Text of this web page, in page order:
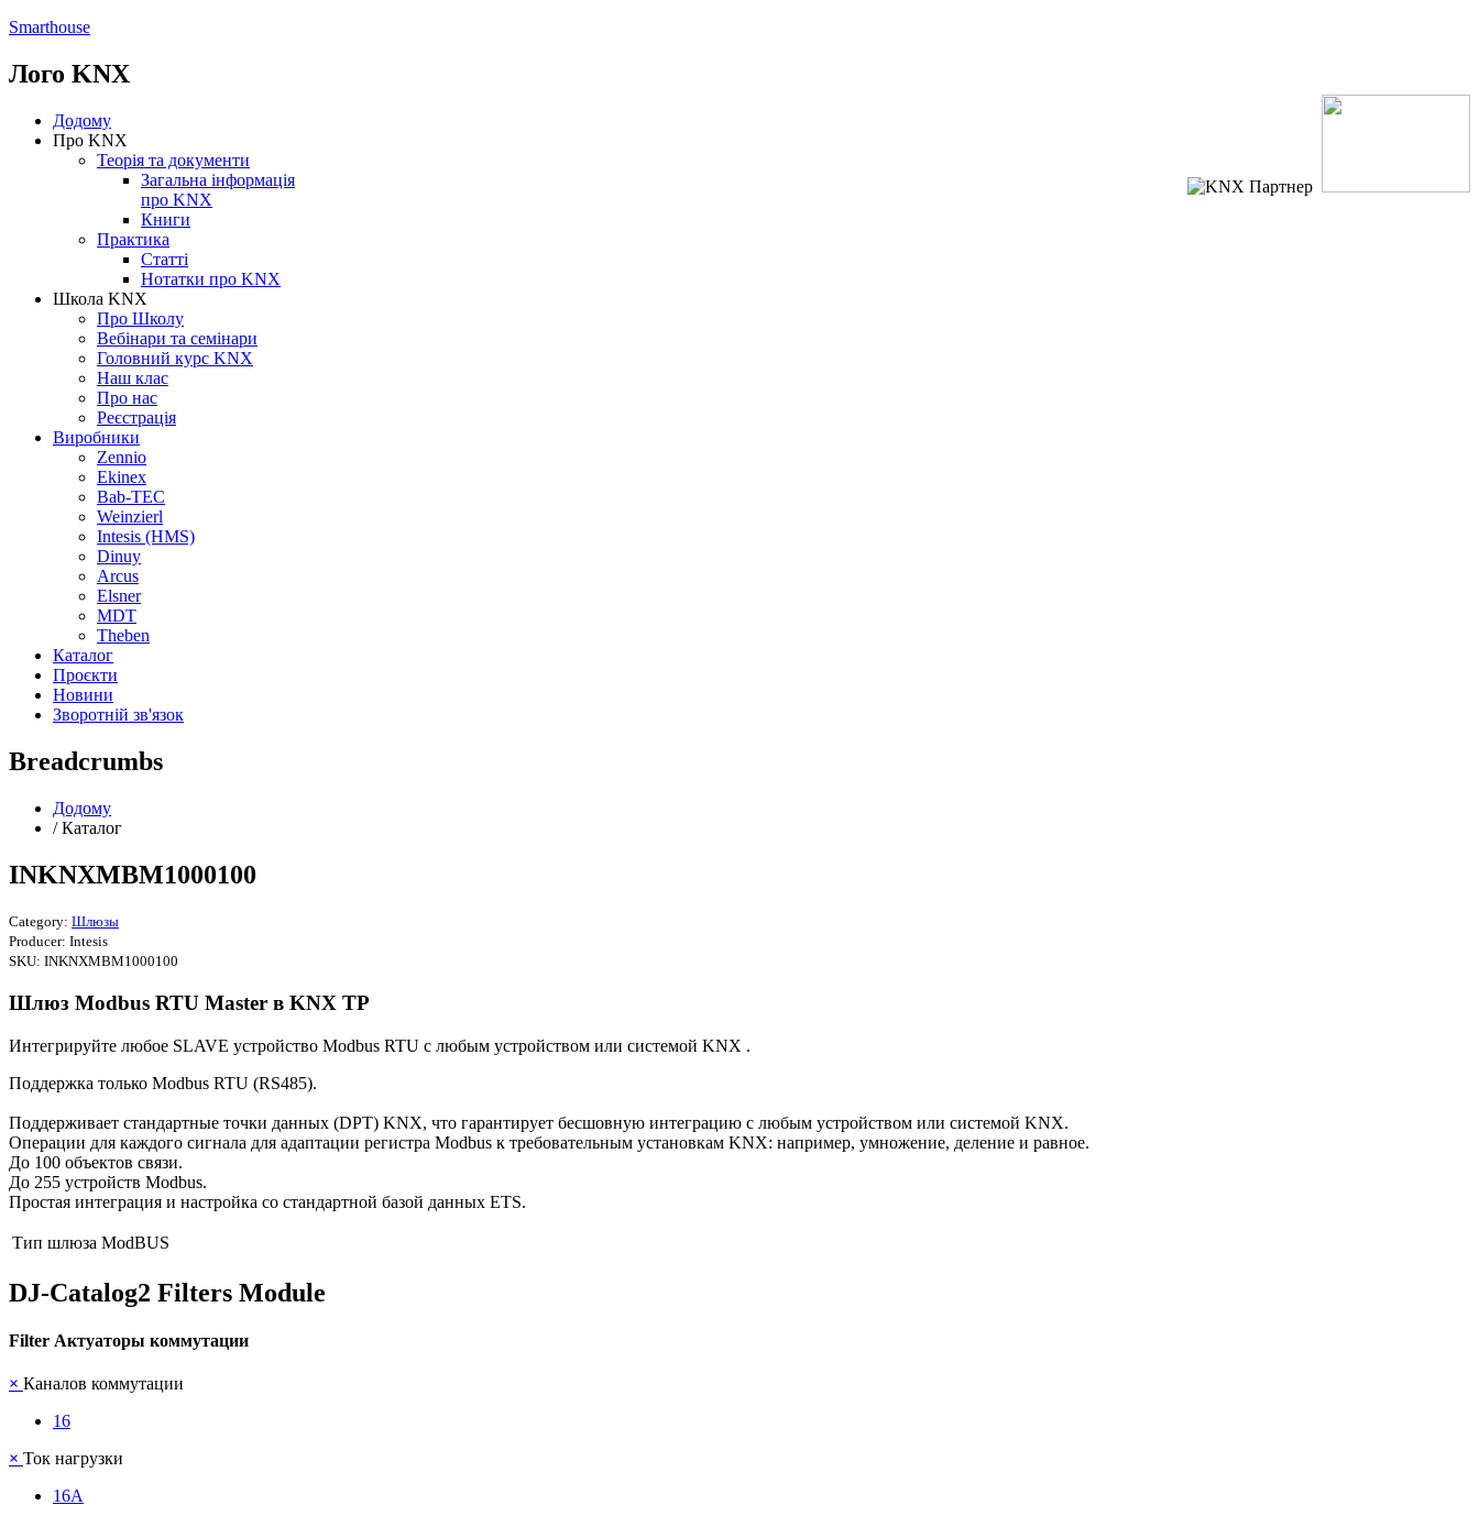
Smarthouse
Лого KNX
Додому
Про KNX
Теорія та документи
Загальна інформація
про KNX
Книги
Практика
Статті
Нотатки про KNХ
Школа KNX
Про Школу
Вебінари та семінари
Головний курс KNX
Наш клас
Про нас
Реєстрація
Виробники
Zennio
Ekinex
Bab-TEC
Weinzierl
Intesis (HMS)
Dinuy
Arcus
Elsner
MDT
Theben
Каталог
Проєкти
Новини
Зворотній зв'язок
Breadcrumbs
Додому
/ Каталог
INKNXMBM1000100
Category: Шлюзы
Producer: Intesis
SKU: INKNXMBM1000100
Шлюз Modbus RTU Master в KNX TP
Интегрируйте любое SLAVE устройство Modbus RTU с любым устройством или системой KNX .
Поддержка только Modbus RTU (RS485).
Поддерживает стандартные точки данных (DPT) KNX, что гарантирует бесшовную интеграцию с любым устройством или системой KNX.
Операции для каждого сигнала для адаптации регистра Modbus к требовательным установкам KNX: например, умножение, деление и равное.
До 100 объектов связи.
До 255 устройств Modbus.
Простая интеграция и настройка со стандартной базой данных ETS.
Тип шлюза ModBUS
DJ-Catalog2 Filters Module
Filter Актуаторы коммутации
× Каналов коммутации
16
× Ток нагрузки
16А